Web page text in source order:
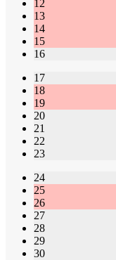
12
13
14
15
16
17
18
19
20
21
22
23
24
25
26
27
28
29
30